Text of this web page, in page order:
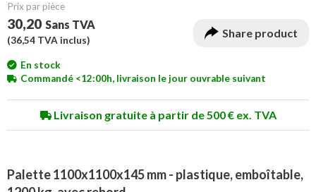
Prix ​​par pièce
30,20 Sans TVA
(36,54 TVA inclus)
Share product
En stock
Commandé <12:00h, livraison le jour ouvrable suivant
Livraison gratuite à partir de 500 € ex. TVA
Palette 1100x1100x145 mm - plastique, emboîtable,